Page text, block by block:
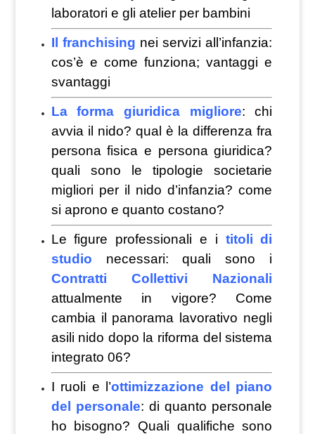
laboratori e gli atelier per bambini
Il franchising nei servizi all’infanzia:
cos’è e come funziona; vantaggi e
svantaggi
La forma giuridica migliore: chi
avvia il nido? qual è la differenza fra
persona fisica e persona giuridica?
quali sono le tipologie societarie
migliori per il nido d’infanzia? come
si aprono e quanto costano?
Le figure professionali e i titoli di
studio necessari: quali sono i
Contratti Collettivi Nazionali
attualmente in vigore? Come
cambia il panorama lavorativo negli
asili nido dopo la riforma del sistema
integrato 06?
I ruoli e l’ottimizzazione del piano
del personale: di quanto personale
ho bisogno? Quali qualifiche sono